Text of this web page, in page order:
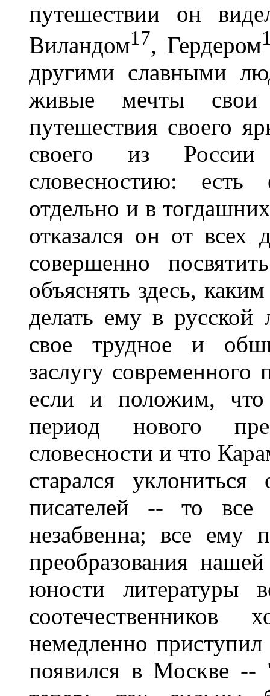
путешествии он
Виландом17, Гердером
другими славными
живые мечты
путешествия своего
своего из
словесностию: есть
отдельно и в
отказался он от
совершенно
объяснять здесь,
делать ему в русской
свое трудное и
заслугу
если и положим, что
период нового
словесности и что
старался
писателей -- то все
незабвенна; все ему
преобразования
юности литературы
немедленно
появился в Москве